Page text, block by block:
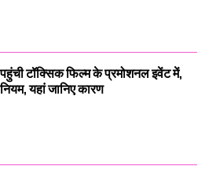
टॉक्सिक फिल्म के प्रमोशनल इवेंट में,
यहां जानिए कारण